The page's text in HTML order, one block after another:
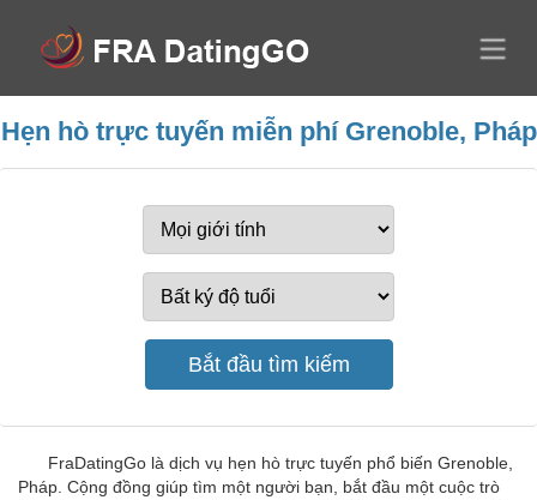
Hẹn hò trực tuyến miễn phí Grenoble, Pháp
FraDatingGo là dịch vụ hẹn hò trực tuyến phổ biến Grenoble,
Pháp. Cộng đồng giúp tìm một người bạn, bắt đầu một cuộc trò